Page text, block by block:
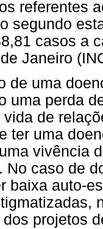
referentes
segundo
casos a
Janeiro
de uma
uma perda
de
ter uma
vivência
No caso de
baixa auto-
projetos